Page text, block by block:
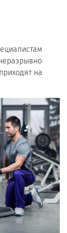
на